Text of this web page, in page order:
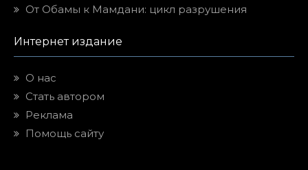
От Обамы к Мамдани: цикл разрушения
Интернет издание
О нас
Стать автором
Реклама
Помощь сайту